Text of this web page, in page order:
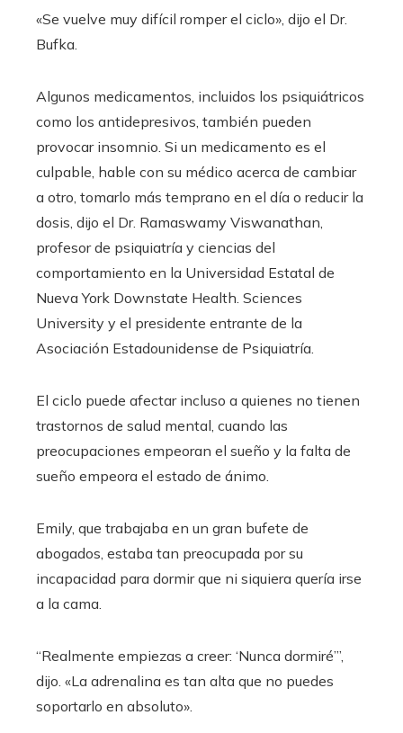
«Se vuelve muy difícil romper el ciclo», dijo el Dr.
Bufka.
Algunos medicamentos, incluidos los psiquiátricos
como los antidepresivos, también pueden
provocar insomnio. Si un medicamento es el
culpable, hable con su médico acerca de cambiar
a otro, tomarlo más temprano en el día o reducir la
dosis, dijo el Dr. Ramaswamy Viswanathan,
profesor de psiquiatría y ciencias del
comportamiento en la Universidad Estatal de
Nueva York Downstate Health. Sciences
University y el presidente entrante de la
Asociación Estadounidense de Psiquiatría.
El ciclo puede afectar incluso a quienes no tienen
trastornos de salud mental, cuando las
preocupaciones empeoran el sueño y la falta de
sueño empeora el estado de ánimo.
Emily, que trabajaba en un gran bufete de
abogados, estaba tan preocupada por su
incapacidad para dormir que ni siquiera quería irse
a la cama.
“Realmente empiezas a creer: ‘Nunca dormiré’”,
dijo. «La adrenalina es tan alta que no puedes
soportarlo en absoluto».